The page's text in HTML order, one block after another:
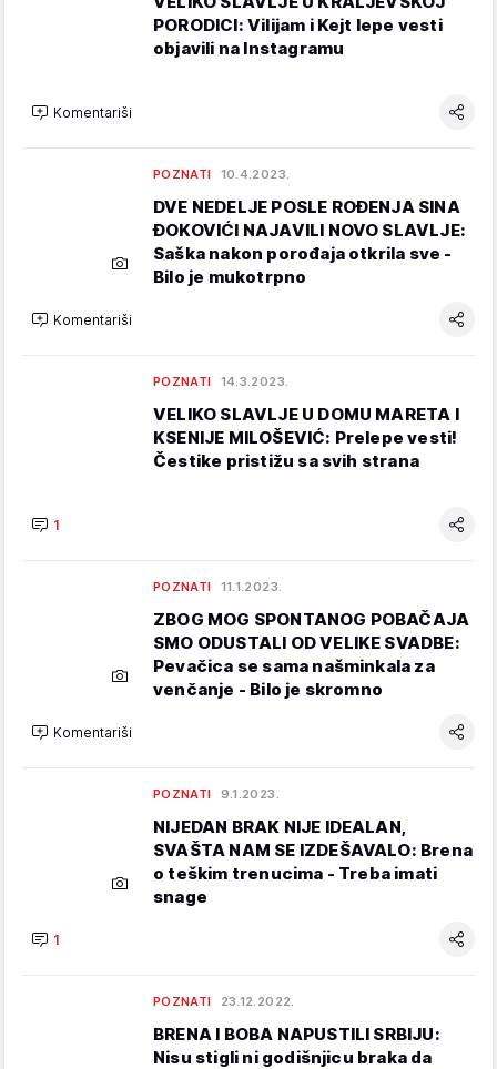
PORODICI: Vilijam i Kejt lepe vesti
objavili na Instagramu
Komentariši
POZNATI 10.4.2023.
DVE NEDELJE POSLE ROĐENJA SINA
ĐOKOVIĆI NAJAVILI NOVO SLAVLJE:
Saška nakon porođaja otkrila sve -
Bilo je mukotrpno
Komentariši
POZNATI 14.3.2023.
VELIKO SLAVLJE U DOMU MARETA I
KSENIJE MILOŠEVIĆ: Prelepe vesti!
Čestike pristižu sa svih strana
1
POZNATI 11.1.2023.
ZBOG MOG SPONTANOG POBAČAJA
SMO ODUSTALI OD VELIKE SVADBE:
Pevačica se sama našminkala za
venčanje - Bilo je skromno
Komentariši
POZNATI 9.1.2023.
NIJEDAN BRAK NIJE IDEALAN,
SVAŠTA NAM SE IZDEŠAVALO: Brena
o teškim trenucima - Treba imati
snage
1
POZNATI 23.12.2022.
BRENA I BOBA NAPUSTILI SRBIJU:
Nisu stigli ni godišnjicu braka da